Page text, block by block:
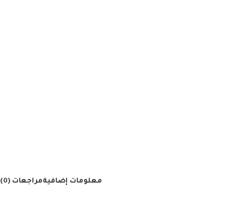
معلومات إضافيةمراجعات (0)